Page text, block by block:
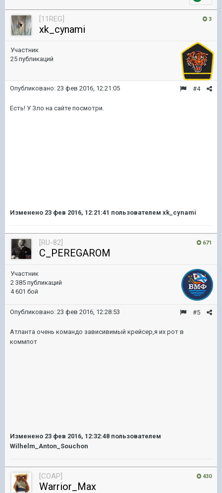
3
[11REG]
xk_cynami
Участник
25 публикаций
#4
Опубликовано: 23 фев 2016, 12:21:05
Есть! У Зло на сайте посмотри.
Изменено 23 фев 2016, 12:21:41 пользователем xk_cynami
671
[RU-82]
C_PEREGAROM
Участник
2 385 публикаций
4 601 бой
#5
Опубликовано: 23 фев 2016, 12:28:53
Атланта очень командо зависивимый крейсер,я их рот в
коммпот
Изменено 23 фев 2016, 12:32:48 пользователем
Wilhelm_Anton_Souchon
430
[COAP]
Warrior_Max